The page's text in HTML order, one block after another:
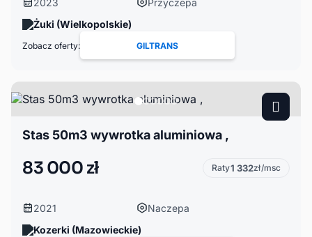
Żuki (Wielkopolskie)
Zobacz oferty: GILTRANS
Stas 50m3 wywrotka aluminiowa ,
83 000 zł Raty1 332zł/msc
2021
Naczepa
Kozerki (Mazowieckie)